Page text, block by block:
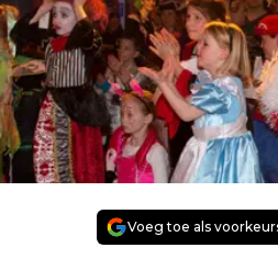
Voeg toe als